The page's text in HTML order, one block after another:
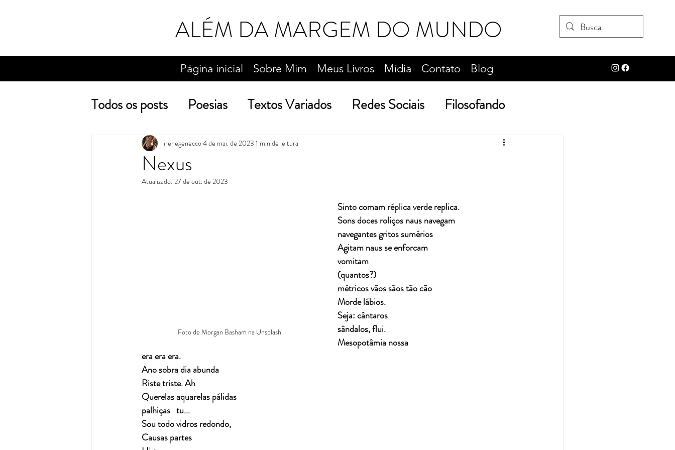
ALÉM DA MARGEM DO MUNDO
Página inicial Sobre Mim Meus Livros Mídia Contato Blog
Todos os posts Poesias Textos Variados Redes Sociais Filosofando
Sobre o escrever Reflexões Acadêmicas prosa poética
crônica
Nexus
irenegenecco4 de mai. de 2023 1 min de leitura
Atualizado: 27 de out. de 2023
Foto de Morgan Basham na Unsplash
Sinto comam réplica verde replica.
Sons doces roliços naus navegam
navegantes gritos sumérios
Agitam naus se enforcam
vomitam
(quantos?)
métricos vãos sãos tão cão
Morde lábios.
Seja: cântaros
sândalos, flui.
Mesopotâmia nossa
era era era.
Ano sobra dia abunda
Riste triste. Ah
Querelas aquarelas pálidas
palhiças   tu...
Sou todo vidros redondo,
Causas partes